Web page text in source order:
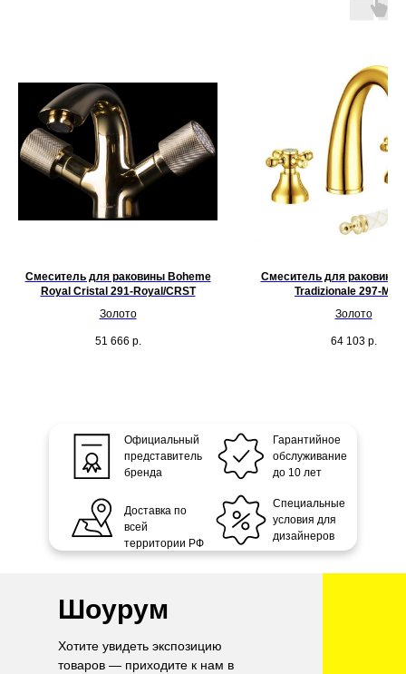
Смеситель для раковины Boheme
Royal Cristal 291-Royal/CRST
Золото
51 666 р.
Смеситель для раковины
Tradizionale 297-MR-
Золото
64 103 р.
Официальный
представитель
бренда
Доставка по
всей
территории РФ
Гарантийное
обслуживание
до 10 лет
Специальные
условия для
дизайнеров
Шоурум
Хотите увидеть экспозицию
товаров — приходите к нам в